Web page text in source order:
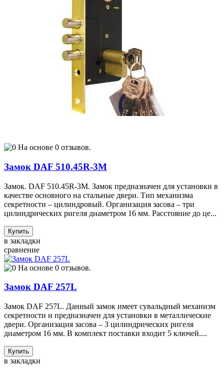
На основе 0 отзывов.
Замок DAF 510.45R-3M
Замок. DAF 510.45R-3M. Замок предназначен для установки в
качестве основного на стальные двери. Тип механизма
секретности – цилиндровый. Организация засова – три
цилиндрических ригеля диаметром 16 мм. Расстояние до це...
Купить
в закладки
сравнение
На основе 0 отзывов.
Замок DAF 257L
Замок DAF 257L. Данный замок имеет сувальдный механизм
секретности и предназначен для установки в металлические
двери. Организация засова – 3 цилиндрических ригеля
диаметром 16 мм. В комплект поставки входит 5 ключей....
Купить
в закладки